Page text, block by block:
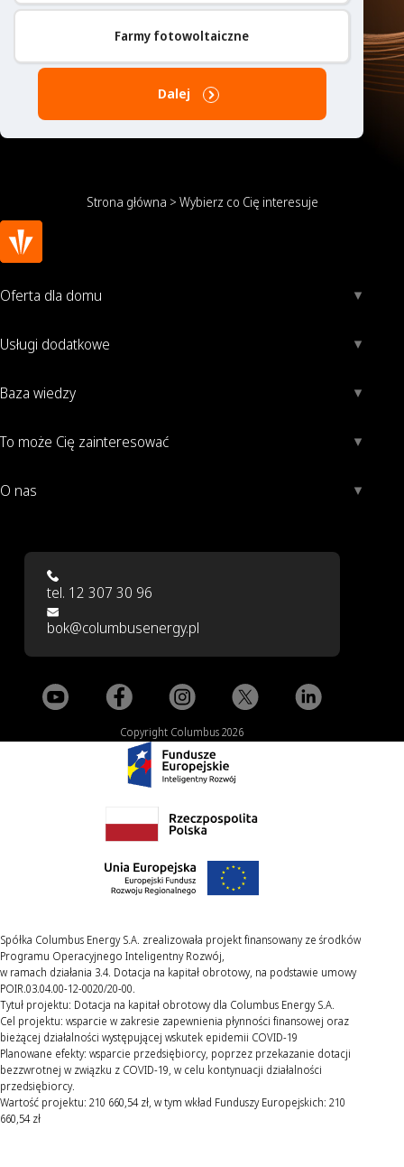
Farmy fotowoltaiczne
Dalej
Strona główna > Wybierz co Cię interesuje
Oferta dla domu
Usługi dodatkowe
Baza wiedzy
To może Cię zainteresować
O nas
tel. 12 307 30 96
bok@columbusenergy.pl
Copyright Columbus 2026
Spółka Columbus Energy S.A. zrealizowała projekt finansowany ze środków
Programu Operacyjnego Inteligentny Rozwój,
w ramach działania 3.4. Dotacja na kapitał obrotowy, na podstawie umowy
POIR.03.04.00-12-0020/20-00.
Tytuł projektu: Dotacja na kapitał obrotowy dla Columbus Energy S.A.
Cel projektu: wsparcie w zakresie zapewnienia płynności finansowej oraz
bieżącej działalności występującej wskutek epidemii COVID-19
Planowane efekty: wsparcie przedsiębiorcy, poprzez przekazanie dotacji
bezzwrotnej w związku z COVID-19, w celu kontynuacji działalności
przedsiębiorcy.
Wartość projektu: 210 660,54 zł, w tym wkład Funduszy Europejskich: 210
660,54 zł